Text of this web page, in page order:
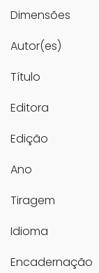
Dimensões
Autor(es)
Título
Editora
Edição
Ano
Tiragem
Idioma
Encadernação